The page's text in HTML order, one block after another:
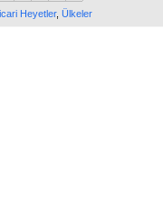
Heyetler, Ülkeler